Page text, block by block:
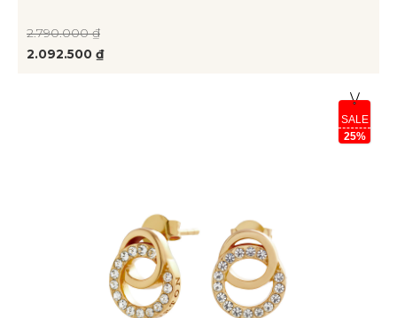
2.092.500 ₫
2.790.000 ₫
SALE
25%